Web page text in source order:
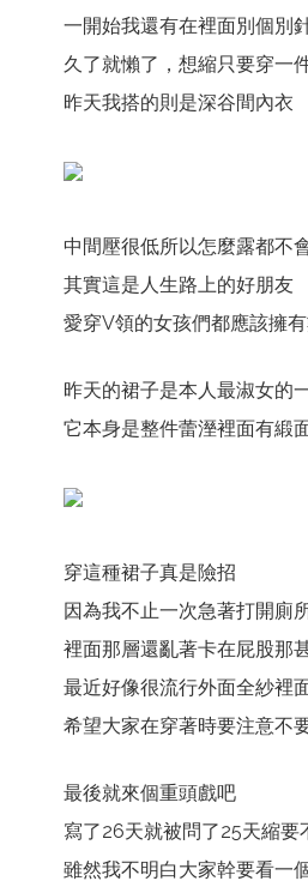
一開始我還有在裡面別個別
久了就懶了，想縮只要穿一
昨天我搭的則是深谷間內衣
中間壓很低所以怎麼露都不
其實這是人生路上的好朋友
愛穿V領的女孩們都應該擁
昨天的裙子是本人最淑女的
它本身是整件蕾溼裡面有緞
穿這種裙子真是險招
因為我不止一次急著打開廁
裡面那層還亂著卡在屁股那
最近好像很流行外面全紗裡
希望大家在穿著時要注意不
最後就來個重頭戲吧
寫了26天就被問了25天縮要
雖然我不明白大家幹要看一